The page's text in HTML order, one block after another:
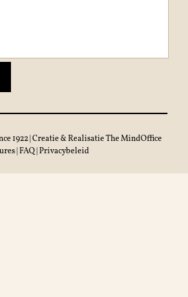
1922 | Creatie & RealisatieThe MindOffice
|FAQ|Privacybeleid